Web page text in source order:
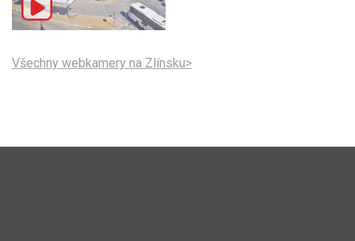
Všechny webkamery na Zlínsku>